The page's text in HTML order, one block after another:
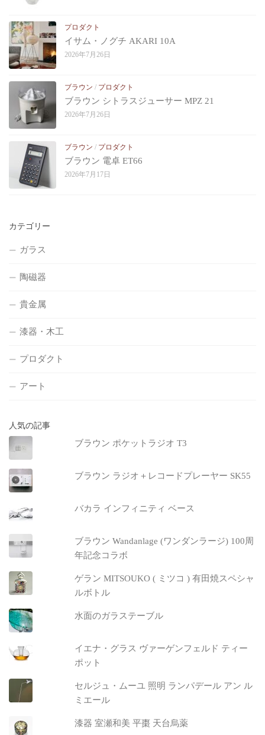
プロダクト
イサム・ノグチ AKARI 10A
2026年7月26日
ブラウン / プロダクト
ブラウン シトラスジューサー MPZ 21
2026年7月26日
ブラウン / プロダクト
ブラウン 電卓 ET66
2026年7月17日
カテゴリー
ガラス
陶磁器
貴金属
漆器・木工
プロダクト
アート
人気の記事
ブラウン ポケットラジオ T3
ブラウン ラジオ＋レコードプレーヤー SK55
バカラ インフィニティ ベース
ブラウン Wandanlage (ワンダンラージ) 100周
年記念コラボ
ゲラン MITSOUKO ( ミツコ ) 有田焼スペシャ
ルボトル
水面のガラステーブル
イエナ・グラス ヴァーゲンフェルド ティー
ポット
セルジュ・ムーユ 照明 ランパデール アン ル
ミエール
漆器 室瀬和美 平棗 天台烏薬